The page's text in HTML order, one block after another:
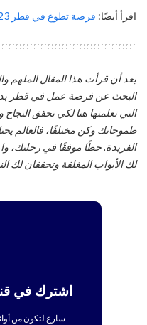
اقرأ أيضًا: فرصة تطوع في قطر 2023
بعد أن قرأت هذا المقال الملهم
البحث عن فرصة عمل في قطر
التي تعلمتها هنا لكي تحقق
طموحاتك وكن مختلفًا، فالعالم
الفريدة. حظًا موفقًا في رحلتك،
لك الأبواب المغلقة وتحققان لك
اشترك في
سارع لتكون من